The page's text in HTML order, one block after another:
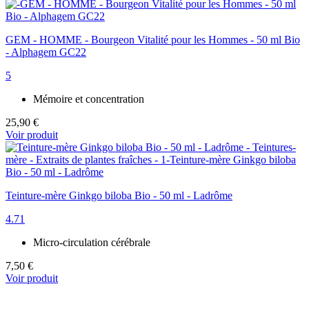
GEM - HOMME - Bourgeon Vitalité pour les Hommes - 50 ml Bio
- Alphagem GC22
5
Mémoire et concentration
25,90 €
Voir produit
Teinture-mère Ginkgo biloba Bio - 50 ml - Ladrôme
4.71
Micro-circulation cérébrale
7,50 €
Voir produit